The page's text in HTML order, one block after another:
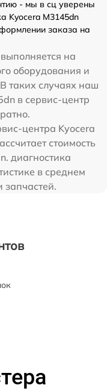
- мы в сц уверены
Kyocera M3145dn
заказа на
выполняется на
оборудования и
таких случаях наш
в сервис-центр
центра Kyocera
стоимость
диагностика
в среднем